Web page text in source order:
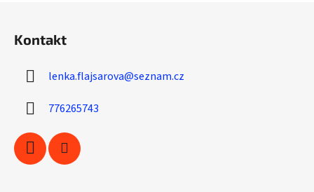
Kontakt
lenka.flajsarova@seznam.cz
776265743